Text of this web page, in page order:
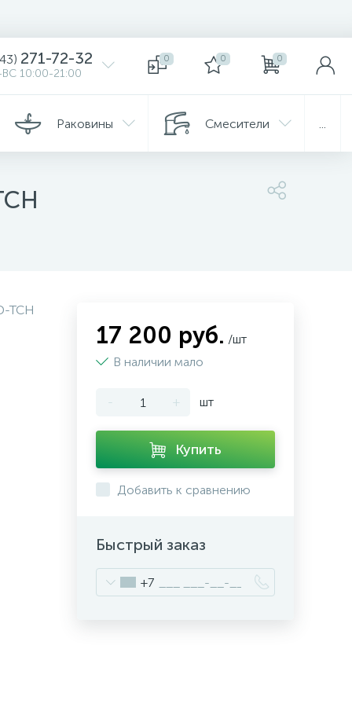
271-72-32
10:00-21:00
0 0 0
Раковины Смесители
TCH
17 200 руб. /шт
В наличии мало
- + шт
Купить
Добавить к сравнению
Быстрый заказ
+7